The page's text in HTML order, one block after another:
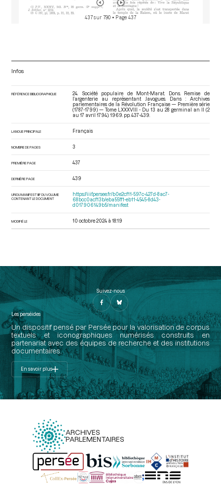
437 sur 790 • Page 437
Infos
RÉFÉRENCE BIBLIOGRAPHIQUE
24. Société populaire de Mont-Marat. Dons. Remise de
l’argenterie au représentant Javogues. Dans : Archives
parlementaires de la Révolution Française — Première série
(1787-1799) — Tome LXXXVIII - Du 13 au 28 germinal an II (2
au 17 avril 1794) . 1969. pp. 437-439.
LANGUE PRINCIPALE Français
NOMBRE DE PAGES 3
PREMIÈRE PAGE 437
DERNIÈRE PAGE 439
URI DU MANIFEST IIIF DU VOLUME
CONTENANT LE DOCUMENT
https://iiif.persee.fr/b0e2cf11-597c-427d-8ac7-
68bcc0acf13b/eba55ff1-eb11-4545-8d43-
d017906149b5/manifest
MODIFIÉ LE 10 octobre 2024 à 18:19
Suivez-nous
Les perséides
Un dispositif pensé par Persée pour la valorisation de corpus
textuels et iconographiques numérisés construits en
partenariat avec des équipes de recherche et des institutions
documentaires.
En savoir plus
ARCHIVES
PARLEMENTAIRES